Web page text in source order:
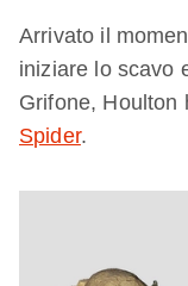
Arrivato il
iniziare lo scavo
Grifone, Houlton
Spider.